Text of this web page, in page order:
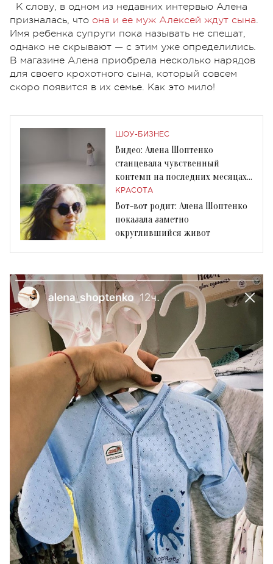
К слову, в одном из недавних интервью Алена
призналась, что она и ее муж Алексей ждут сына.
Имя ребенка супруги пока называть не спешат,
однако не скрывают — с этим уже определились.
В магазине Алена приобрела несколько нарядов
для своего крохотного сына, который совсем
скоро появится в их семье. Как это мило!
ШОУ-БИЗНЕС
Видео: Алена Шоптенко
станцевала чувственный
контемп на последних месяцах
беременности
КРАСОТА
Вот-вот родит: Алена Шоптенко
показала заметно
округлившийся живот